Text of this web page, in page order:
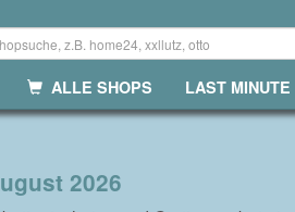
ALLE SHOPS LAST MINUTE
2026